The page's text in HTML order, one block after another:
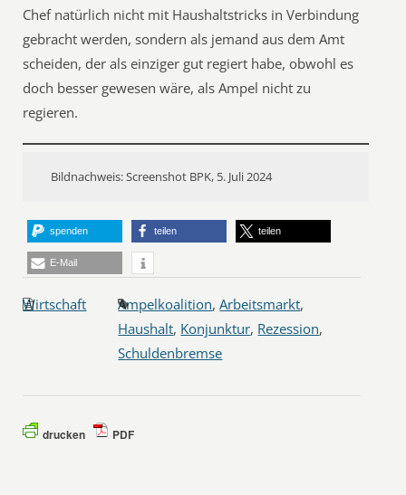
Chef natürlich nicht mit Haushaltstricks in Verbindung
gebracht werden, sondern als jemand aus dem Amt
scheiden, der als einziger gut regiert habe, obwohl es
doch besser gewesen wäre, als Ampel nicht zu
regieren.
Bildnachweis: Screenshot BPK, 5. Juli 2024
spenden teilen teilen
E-Mail
Wirtschaft Ampelkoalition,Arbeitsmarkt,
Haushalt, Konjunktur, Rezession,
Schuldenbremse
drucken PDF